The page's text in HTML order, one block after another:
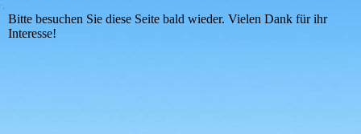
Bitte besuchen Sie diese Seite bald wieder. Vielen Dank für ihr
Interesse!